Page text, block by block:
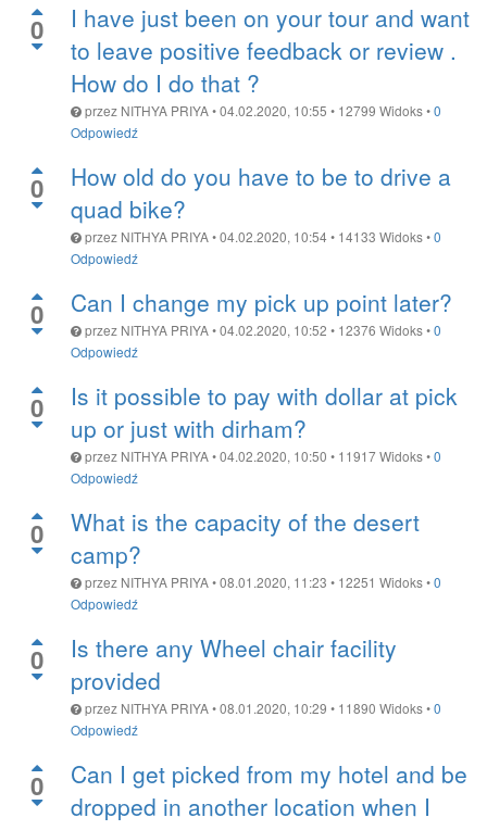
0
I have just been on your tour and want
to leave positive feedback or review .
How do I do that ?
przez NITHYA PRIYA•04.02.2020, 10:55 • 12799 Widoks•0
Odpowiedź
0
How old do you have to be to drive a
quad bike?
przez NITHYA PRIYA•04.02.2020, 10:54 • 14133 Widoks•0
Odpowiedź
0 Can I change my pick up point later?
przez NITHYA PRIYA•04.02.2020, 10:52 • 12376 Widoks•0
Odpowiedź
0
Is it possible to pay with dollar at pick
up or just with dirham?
przez NITHYA PRIYA•04.02.2020, 10:50 • 11917 Widoks•0
Odpowiedź
0
What is the capacity of the desert
camp?
przez NITHYA PRIYA•08.01.2020, 11:23 • 12251 Widoks•0
Odpowiedź
0
Is there any Wheel chair facility
provided
przez NITHYA PRIYA•08.01.2020, 10:29 • 11890 Widoks•0
Odpowiedź
0
Can I get picked from my hotel and be
dropped in another location when I